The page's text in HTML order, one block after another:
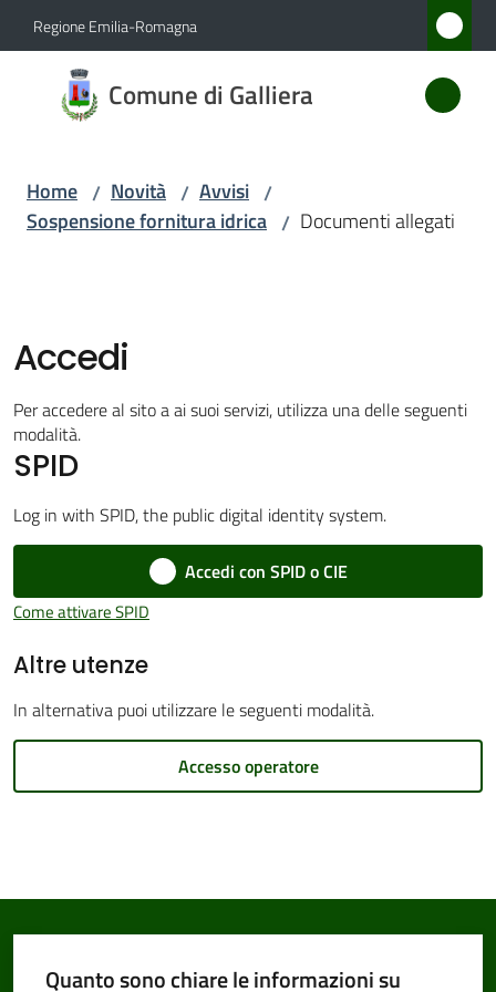
Vai al contenuto
Vai alla navigazione
Vai al footer
Regione Emilia-Romagna
Comune di Galliera
Comune
di
Amministrazione
Servizi
Vivere
Galliera
Amministrazione
Tutti
Home / Novità / Avvisi /
Sospensione fornitura idrica / Documenti allegati
Accedi
Per accedere al sito a ai suoi servizi, utilizza una delle seguenti
modalità.
SPID
Log in with SPID, the public digital identity system.
Accedi con SPID o CIE
Come attivare SPID
Altre utenze
In alternativa puoi utilizzare le seguenti modalità.
Accesso operatore
Quanto sono chiare le informazioni su